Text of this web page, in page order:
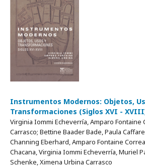
Instrumentos Modernos: Objetos,
Transformaciones (Siglos XVI -
Virginia Iommi Echeverría, Amparo Fontaine
Carrasco; Bettine Baader Bade, Paula
Channing Eberhard, Amparo Fontaine
Chacana, Virginia Iommi Echeverría, Muriel
Schenke, Ximena Urbina Carrasco